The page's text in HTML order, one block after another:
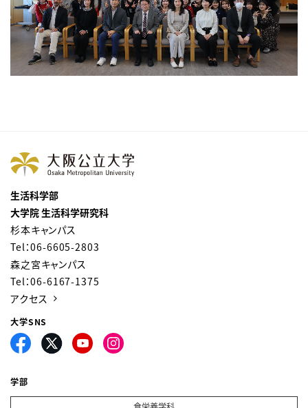
生活科学部
大学院 生活科学研究科
杉本キャンパス
Tel：06-6605-2803
森之宮キャンパス
Tel：06-6167-1375
アクセス
大学SNS
学部